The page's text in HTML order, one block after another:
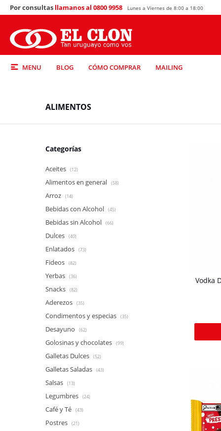
MENU BLOG CÓMO COMPRAR MAILING
Por consultas llamanos al 0800 9958 Lunes a Viernes de 8:00 a 18:00
ALIMENTOS
Vodka
Categorías
Aceites (12)
Alimentos en general (58)
Arroz (14)
Bebidas con Alcohol (45)
Bebidas sin Alcohol (66)
Dulces (40)
Enlatados (73)
Fideos (82)
Yerbas (36)
Snacks (82)
Aderezos (35)
Condimentos y especias (35)
Desayuno (62)
Golosinas y chocolates (99)
Galletas Dulces (52)
Galletas Saladas (43)
Salsas (13)
Legumbres (24)
Café y Té (43)
Postres (21)